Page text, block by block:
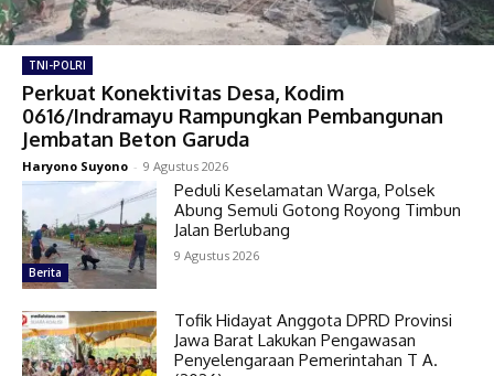
TNI-POLRI
Perkuat Konektivitas Desa, Kodim
0616/Indramayu Rampungkan Pembangunan
Jembatan Beton Garuda
Haryono Suyono - 9 Agustus 2026
Berita
Peduli Keselamatan Warga, Polsek
Abung Semuli Gotong Royong Timbun
Jalan Berlubang
9 Agustus 2026
Tofik Hidayat Anggota DPRD Provinsi
Jawa Barat Lakukan Pengawasan
Penyelengaraan Pemerintahan T A.